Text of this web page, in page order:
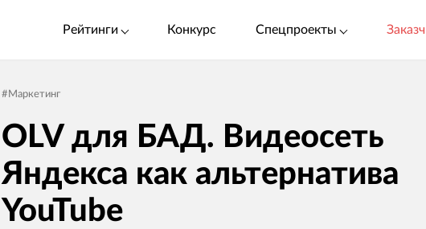
Рейтинги Конкурс Спецпроекты
# Маркетинг
OLV для БАД. Видеосеть
Яндекса как альтернатива
YouTube